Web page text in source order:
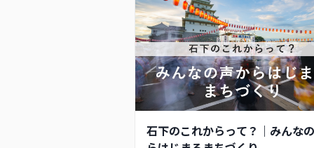
石下のこれからって？｜みんな